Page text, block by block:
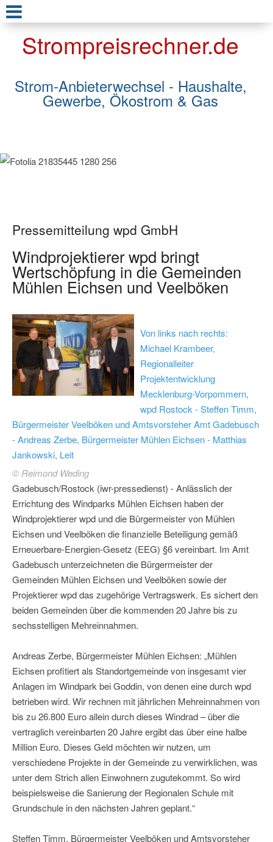
Strompreisrechner.de
Strom-Anbieterwechsel - Haushalte,
Gewerbe, Ökostrom & Gas
Pressemitteilung wpd GmbH
Windprojektierer wpd bringt
Wertschöpfung in die Gemeinden
Mühlen Eichsen und Veelböken
Von links nach rechts:
Michael Krambeer,
Regionalleiter
Projektentwicklung
Mecklenburg-Vorpommern,
wpd Rostock - Steffen Timm,
Bürgermeister Veelböken und Amtsvorsteher Amt Gadebusch
- Andreas Zerbe, Bürgermeister Mühlen Eichsen - Matthias
Jankowski, Leit
© Reimond Weding
Gadebusch/Rostock (iwr-pressedienst) - Anlässlich der
Errichtung des Windparks Mühlen Eichsen haben der
Windprojektierer wpd und die Bürgermeister von Mühlen
Eichsen und Veelböken die finanzielle Beteiligung gemäß
Erneuerbare-Energien-Gesetz (EEG) §6 vereinbart. Im Amt
Gadebusch unterzeichneten die Bürgermeister der
Gemeinden Mühlen Eichsen und Veelböken sowie der
Projektierer wpd das zugehörige Vertragswerk. Es sichert den
beiden Gemeinden über die kommenden 20 Jahre bis zu
sechsstelligen Mehreinnahmen.
Andreas Zerbe, Bürgermeister Mühlen Eichsen: „Mühlen
Eichsen profitiert als Standortgemeinde von insgesamt vier
Anlagen im Windpark bei Goddin, von denen eine durch wpd
betrieben wird. Wir rechnen mit jährlichen Mehreinnahmen von
bis zu 26.800 Euro allein durch dieses Windrad – über die
vertraglich vereinbarten 20 Jahre ergibt das über eine halbe
Million Euro. Dieses Geld möchten wir nutzen, um
verschiedene Projekte in der Gemeinde zu verwirklichen, was
unter dem Strich allen Einwohnern zugutekommt. So wird
beispielsweise die Sanierung der Regionalen Schule mit
Grundschule in den nächsten Jahren geplant.“
Steffen Timm, Bürgermeister Veelböken und Amtsvorsteher